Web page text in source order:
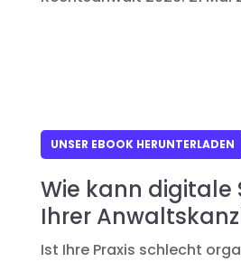
UNSER EBOOK HERUNTERLADEN
Wie kann digitale
Ihrer
Ist Ihre Praxis schlecht